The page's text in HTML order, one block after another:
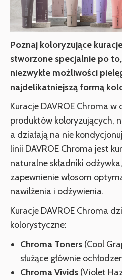
Poznaj koloryzujące
stworzone specjalnie po
niezwykłe możliwości
najdelikatniejszą formą
Kuracje DAVROE Chroma
produktów koloryzujących,
a działają na nie
linii DAVROE Chroma jest
naturalne składniki
zapewnienie włosom
nawilżenia i odżywienia.
Kuracje DAVROE Chroma
kolorystyczne:
Chroma Toners (Cool
służące głównie
Chroma Vivids (Violet